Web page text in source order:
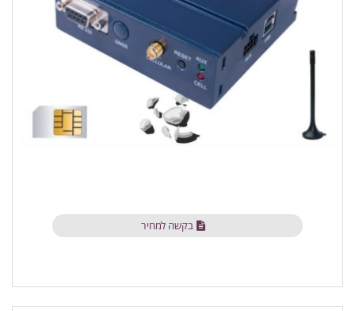
בקשה למחיר